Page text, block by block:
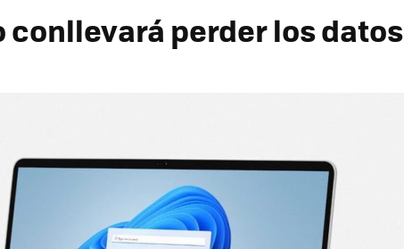
conllevará perder los datos